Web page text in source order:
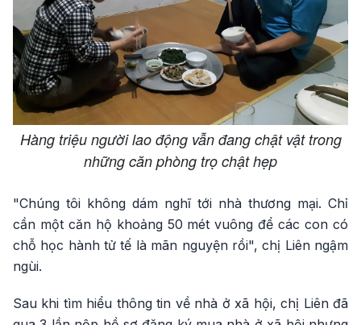
Hàng triệu người lao động vẫn đang chật vật trong
những căn phòng trọ chật hẹp
"Chúng tôi không dám nghĩ tới nhà thương mại. Chỉ
cần một căn hộ khoảng 50 mét vuông để các con có
chỗ học hành tử tế là mãn nguyện rồi", chị Liên ngậm
ngùi.
Sau khi tìm hiểu thông tin về nhà ở xã hội, chị Liên đã